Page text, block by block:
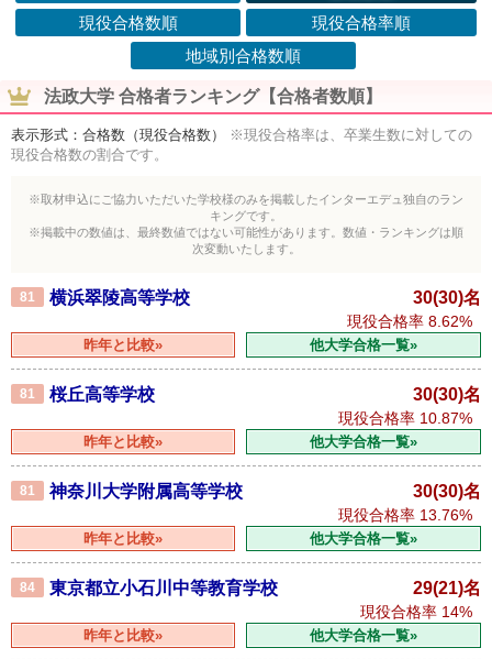
現役合格数順
現役合格率順
地域別合格数順
法政大学 合格者ランキング【合格者数順】
表示形式：合格数（現役合格数）
※現役合格率は、卒業生数に対しての
現役合格数の割合です。
※取材申込にご協力いただいた学校様のみを掲載したインターエデュ独自のラン
キングです。
※掲載中の数値は、最終数値ではない可能性があります。数値・ランキングは順
次変動いたします。
81 横浜翠陵高等学校 30(30)名
現役合格率 8.62%
昨年と比較» 他大学合格一覧»
81 桜丘高等学校 30(30)名
現役合格率 10.87%
昨年と比較» 他大学合格一覧»
81 神奈川大学附属高等学校 30(30)名
現役合格率 13.76%
昨年と比較» 他大学合格一覧»
84 東京都立小石川中等教育学校 29(21)名
現役合格率 14%
昨年と比較» 他大学合格一覧»